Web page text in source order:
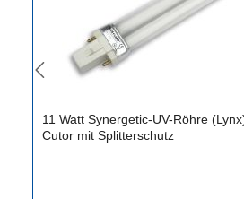
11 Watt Synergetic-UV-Röhre
Cutor mit Splitterschutz